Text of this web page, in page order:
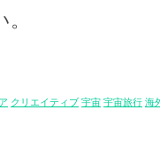
クリエイティブ 宇宙 宇宙旅行 海